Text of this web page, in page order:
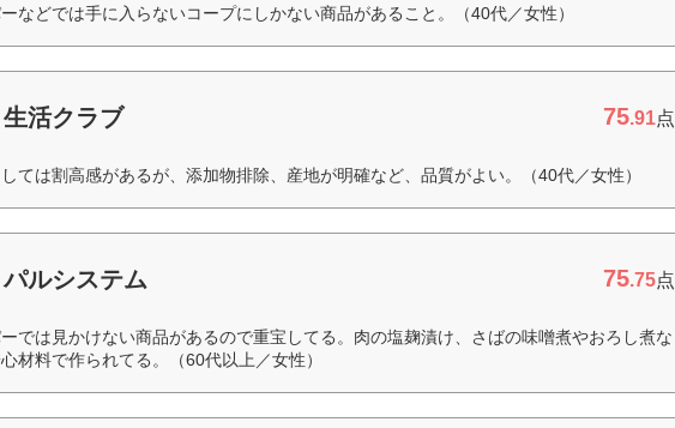
などでは手に入らないコープにしかない商品があること。（40代／女性）
生活クラブ 75.91点
ては割高感があるが、添加物排除、産地が明確など、品質がよい。（40代／女性）
パルシステム 75.75点
では見かけない商品があるので重宝してる。肉の塩麹漬け、さばの味噌煮やおろし煮な
材料で作られてる。（60代以上／女性）